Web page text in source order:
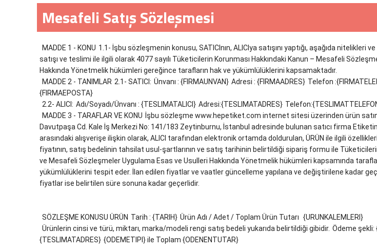
Mesafeli Satış Sözleşmesi
MADDE 1 - KONU 1.1- İşbu sözleşmenin konusu, SATICInın, ALICIya satışını yaptığı, aşağıda nitelikleri
satışı ve teslimi ile ilgili olarak 4077 sayılı Tüketicilerin Korunması Hakkındaki Kanun – Mesafeli
Hakkında Yönetmelik hükümleri gereğince tarafların hak ve yükümlülüklerini kapsamaktadır.
MADDE 2 - TANIMLAR 2.1- SATICI: Ünvanı : {FIRMAUNVAN} Adresi : {FIRMAADRES} Telefon
{FIRMAEPOSTA}
2.2- ALICI: Adı/Soyadı/Ünvanı : {TESLIMATALICI} Adresi:{TESLIMATADRES}
MADDE 3 - TARAFLAR VE KONU İşbu sözleşme www.hepetiket.com internet sitesi üzerinden ürün
Davutpaşa Cd. Kale İş Merkezi No: 141/183 Zeytinburnu, İstanbul adresinde bulunan satıcı firma
arasındaki alışverişe ilişkin olarak, ALICI tarafından elektronik ortamda doldurulan, ÜRÜN ile ilgili
fiyatının, satış bedelinin tahsilat usul-şartlarının ve satış tarihinin belirtildiği sipariş formu ile
ve Mesafeli Sözleşmeler Uygulama Esas ve Usulleri Hakkında Yönetmelik hükümleri kapsamında
yükümlülüklerini tespit eder. İlan edilen fiyatlar ve vaatler güncelleme yapılana ve değiştirilene kadar
fiyatlar ise belirtilen süre sonuna kadar geçerlidir.
SÖZLEŞME KONUSU ÜRÜN Tarih : {TARIH} Ürün Adı / Adet / Toplam Ürün Tutarı {URUNKALEMLERI}
Ürünlerin cinsi ve türü, miktarı, marka/modeli rengi satış bedeli yukarıda belirtildiği gibidir. Ödeme şekli:
{TESLIMATADRES} {ODEMETIPI} ile Toplam {ODENENTUTAR}